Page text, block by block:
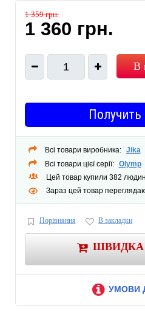
1 359 грн.
1 360 грн.
1 В
Всі товари виробника: Jika
Всі товари цієї серії: Olymp
Цей товар купили 382
Зараз цей товар
Порівняння В закладки
ШВИДКА
УМОВИ